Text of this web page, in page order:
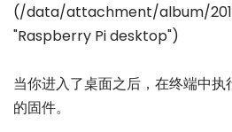
(/data/attachment/album/
"Raspberry Pi desktop")
当你进入了桌面之后，在终端中
的固件。